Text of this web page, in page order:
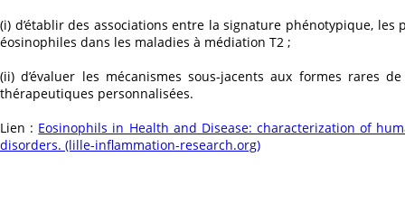
(i) d’établir des associations entre la signature phénotypique,
éosinophiles dans les maladies à médiation T2 ;
(ii) d’évaluer les mécanismes sous-jacents aux formes rares
thérapeutiques personnalisées.
Lien : Eosinophils in Health and Disease: characterization of
disorders. (lille-inflammation-research.org)